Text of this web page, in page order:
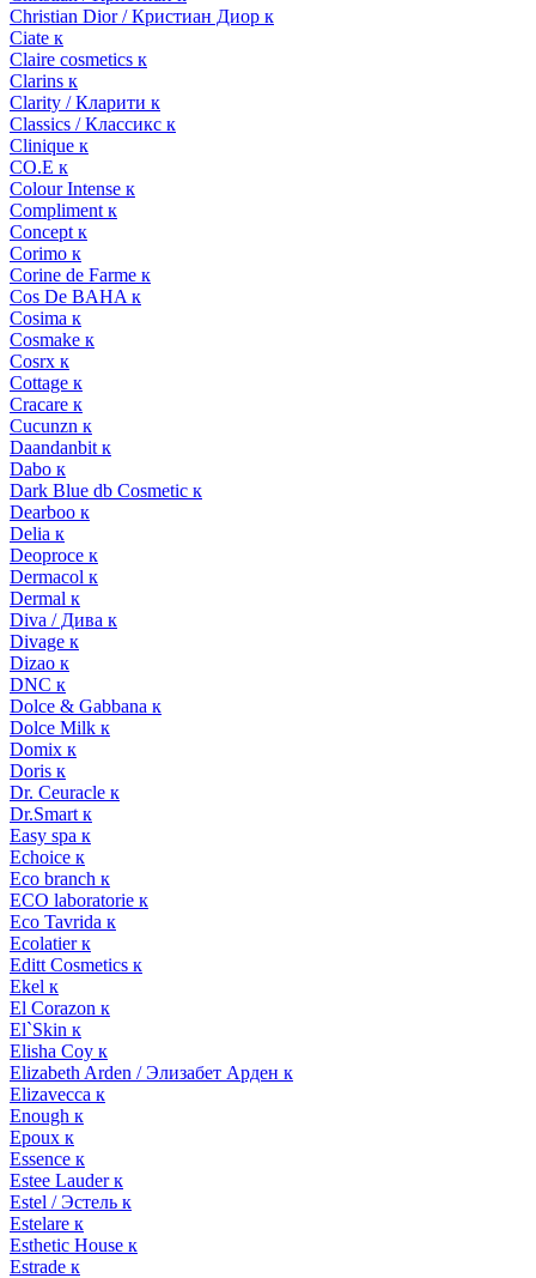
Christian Dior / Кристиан Диор к
Ciate к
Claire cosmetics к
Clarins к
Clarity / Кларити к
Classics / Классикс к
Clinique к
CO.E к
Colour Intense к
Compliment к
Concept к
Corimo к
Corine de Farme к
Cos De BAHA к
Cosima к
Cosmake к
Cosrx к
Cottage к
Cracare к
Cucunzn к
Daandanbit к
Dabo к
Dark Blue db Cosmetic к
Dearboo к
Delia к
Deoproce к
Dermacol к
Dermal к
Diva / Дива к
Divage к
Dizao к
DNC к
Dolce & Gabbana к
Dolce Milk к
Domix к
Doris к
Dr. Ceuracle к
Dr.Smart к
Easy spa к
Echoice к
Eco branch к
ECO laboratorie к
Eco Tavrida к
Ecolatier к
Editt Cosmetics к
Ekel к
El Corazon к
El`Skin к
Elisha Coy к
Elizabeth Arden / Элизабет Арден к
Elizavecca к
Enough к
Epoux к
Essence к
Estee Lauder к
Estel / Эстель к
Estelare к
Esthetic House к
Estrade к